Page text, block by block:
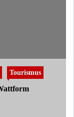
Tourismus